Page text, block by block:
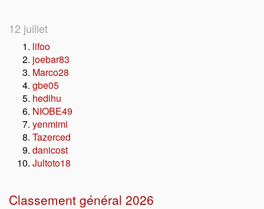
12 juillet
lifoo
joebar83
Marco28
gbe05
hedihu
NIOBE49
yenmimi
Tazerced
danicost
Jultoto18
Classement général 2026